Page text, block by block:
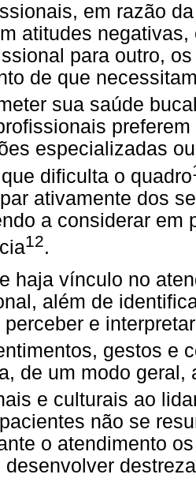
em razão
atitudes
para outro,
de que
sua saúde
especializadas
dificulta o quadro
ativamente dos
a considerar em
12.
haja vínculo no
além de
perceber e
gestos e
de um modo geral,
e culturais ao
não se
o atendimento
desenvolver